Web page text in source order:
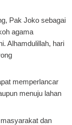
Pak Joko sebagai
agama
Alhamdulillah, hari
memperlancar
menuju lahan
dan